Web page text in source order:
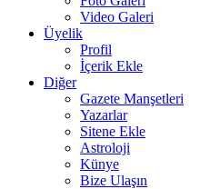
Video Galeri
Üyelik
Profil
İçerik Ekle
Diğer
Gazete Manşetleri
Yazarlar
Sitene Ekle
Astroloji
Künye
Bize Ulaşın